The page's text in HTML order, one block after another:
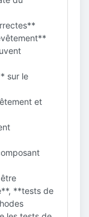
sur le
et
**tests de